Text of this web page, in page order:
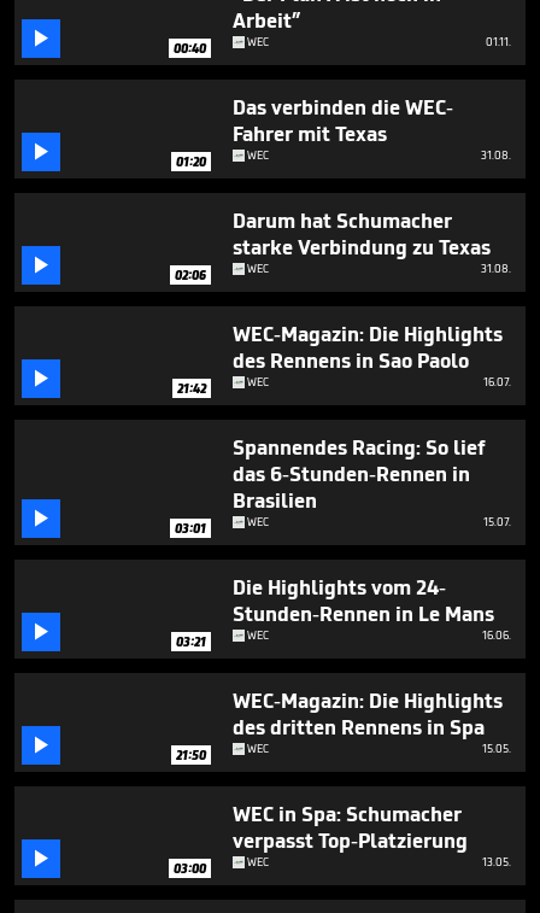
seconds
 00:40
Arbeit”
WEC 01.11.
 01:20
Das verbinden die WEC-
Fahrer mit Texas
WEC 31.08.
 02:06
Darum hat Schumacher
starke Verbindung zu Texas
WEC 31.08.
 21:42
WEC-Magazin: Die Highlights
des Rennens in Sao Paolo
WEC 16.07.
 03:01
Spannendes Racing: So lief
das 6-Stunden-Rennen in
Brasilien
WEC 15.07.
 03:21
Die Highlights vom 24-
Stunden-Rennen in Le Mans
WEC 16.06.
 21:50
WEC-Magazin: Die Highlights
des dritten Rennens in Spa
WEC 15.05.
 03:00
WEC in Spa: Schumacher
verpasst Top-Platzierung
WEC 13.05.